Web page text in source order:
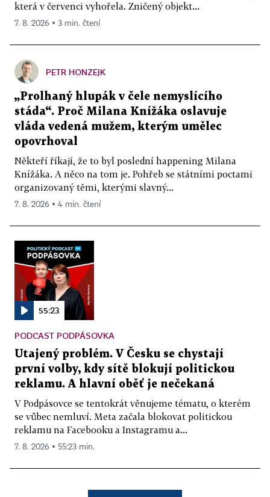
která v červenci vyhořela. Zničený objekt...
7. 8. 2026 ▪ 3 min. čtení
PETR HONZEJK
„Prolhaný hlupák v čele nemyslícího
stáda“. Proč Milana Knížáka oslavuje
vláda vedená mužem, kterým umělec
opovrhoval
Někteří říkají, že to byl poslední happening Milana
Knížáka. A něco na tom je. Pohřeb se státními poctami
organizovaný těmi, kterými slavný...
7. 8. 2026 ▪ 4 min. čtení
55:23
PODCAST PODPÁSOVKA
Utajený problém. V Česku se chystají
první volby, kdy sítě blokují politickou
reklamu. A hlavní oběť je nečekaná
V Podpásovce se tentokrát věnujeme tématu, o kterém
se vůbec nemluví. Meta začala blokovat politickou
reklamu na Facebooku a Instagramu a...
7. 8. 2026 ▪ 55:23 min.